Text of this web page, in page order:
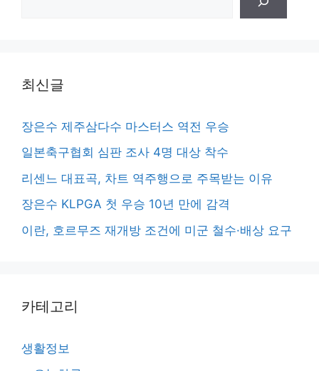
최신글
장은수 제주삼다수 마스터스 역전 우승
일본축구협회 심판 조사 4명 대상 착수
리센느 대표곡, 차트 역주행으로 주목받는 이유
장은수 KLPGA 첫 우승 10년 만에 감격
이란, 호르무즈 재개방 조건에 미군 철수·배상 요구
카테고리
생활정보